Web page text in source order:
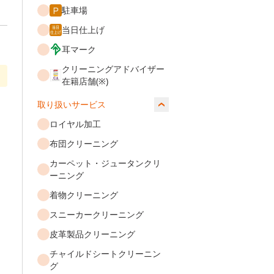
駐車場
当日仕上げ
耳マーク
クリーニングアドバイザー
在籍店舗(※)
取り扱いサービス
ロイヤル加工
布団クリーニング
カーペット・ジュータンクリ
ーニング
着物クリーニング
スニーカークリーニング
皮革製品クリーニング
チャイルドシートクリーニン
グ